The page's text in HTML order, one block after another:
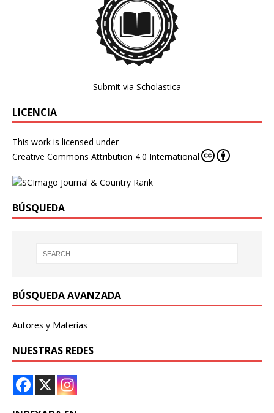
Submit via Scholastica
LICENCIA
This work is licensed under
Creative Commons Attribution 4.0 International
BÚSQUEDA
BÚSQUEDA AVANZADA
Autores y Materias
NUESTRAS REDES